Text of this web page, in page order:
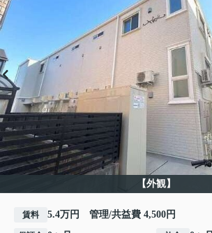
【外観】
賃料 5.4万円 管理/共益費 4,500円